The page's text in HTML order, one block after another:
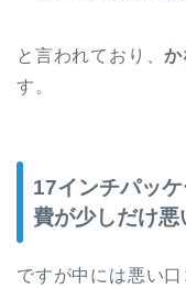
と言われており、か
す。
17インチパッ
費が少しだけ悪
ですが中には悪い口